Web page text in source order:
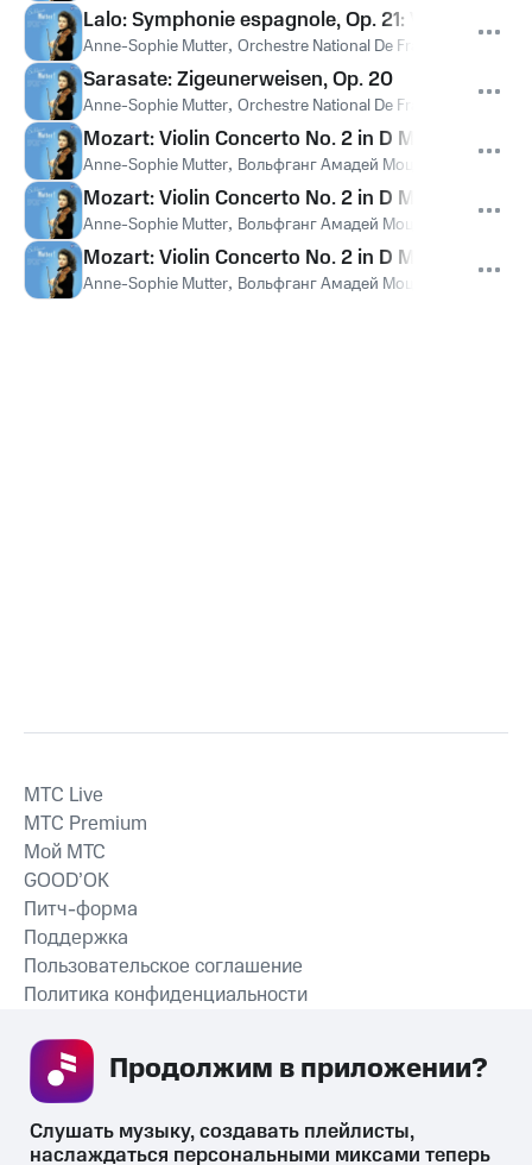
Lalo: Symphonie espagnole, Op. 21: V. Rondo.
Anne-Sophie Mutter, Orchestre National De France
Sarasate: Zigeunerweisen, Op. 20
Anne-Sophie Mutter, Orchestre National De France
Mozart: Violin Concerto No. 2 in D Major, K. 211:
Anne-Sophie Mutter, Вольфганг Амадей Моцарт
Mozart: Violin Concerto No. 2 in D Major, K. 211:
Anne-Sophie Mutter, Вольфганг Амадей Моцарт
Mozart: Violin Concerto No. 2 in D Major, K. 211:
Anne-Sophie Mutter, Вольфганг Амадей Моцарт
СКАЧАТЬ ПРИЛОЖЕНИЕ
MTС Live
MTС Premium
Мой МТС
GOOD’OK
Питч-форма
Поддержка
Пользовательское соглашение
Политика конфиденциальности
Слушать музыку, создавать плейлисты,
наслаждаться персональными миксами теперь